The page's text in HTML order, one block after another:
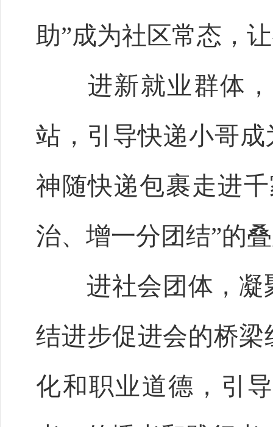
助”成为社区常态，
进新就业群体，
站，引导快递小哥
神随快递包裹走进
治、增一分团结”的
进社会团体，凝
结进步促进会的桥
化和职业道德，引